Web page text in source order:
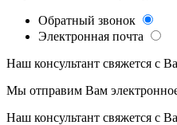
Обратный звонок
Электронная почта
Наш консультант свяжется с
Мы отправим Вам
Наш консультант свяжется с